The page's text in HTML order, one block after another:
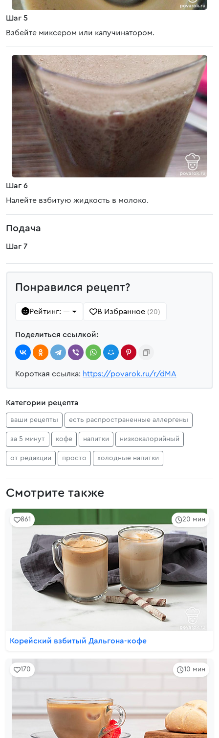
Шаг 5
Взбейте миксером или капучинатором.
Шаг 6
Налейте взбитую жидкость в молоко.
Подача
Шаг 7
Понравился рецепт?
Рейтинг: — В Избранное (20)
Поделиться ссылкой:
Короткая ссылка: https://povarok.ru/r/dMA
Категории рецепта
ваши рецепты есть распространенные аллергены
за 5 минут кофе напитки низкокалорийный
от редакции просто холодные напитки
Смотрите также
20 мин
861
Корейский взбитый Дальгона-кофе
10 мин
170